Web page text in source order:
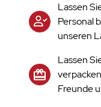
Lassen
Personal
unseren
Lassen
Freunde